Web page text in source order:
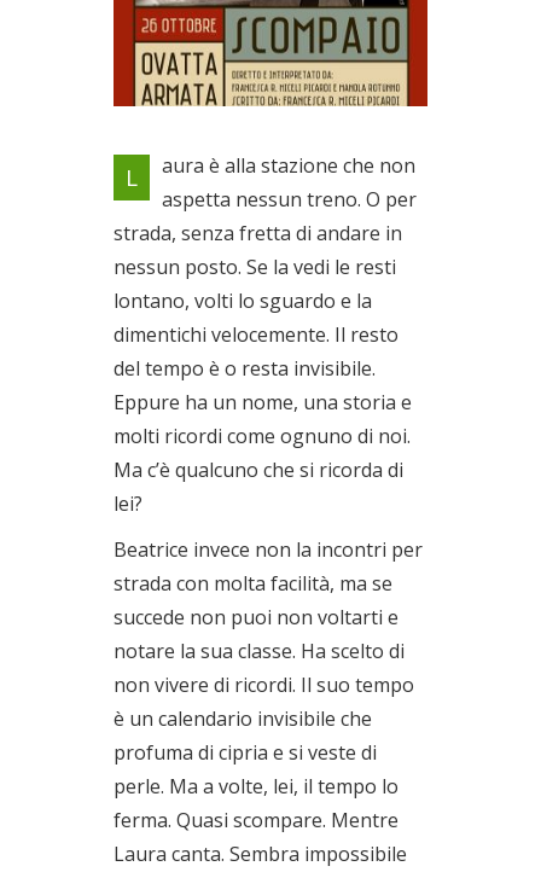
Ovatta Armata
Il 26/10/2019
L
aura è alla stazione che non
aspetta nessun treno. O per
strada, senza fretta di andare in
nessun posto. Se la vedi le resti
lontano, volti lo sguardo e la
dimentichi velocemente. Il resto
del tempo è o resta invisibile.
Eppure ha un nome, una storia e
molti ricordi come ognuno di noi.
Ma c’è qualcuno che si ricorda di
lei?
Beatrice invece non la incontri per
strada con molta facilità, ma se
succede non puoi non voltarti e
notare la sua classe. Ha scelto di
non vivere di ricordi. Il suo tempo
è un calendario invisibile che
profuma di cipria e si veste di
perle. Ma a volte, lei, il tempo lo
ferma. Quasi scompare. Mentre
Laura canta. Sembra impossibile